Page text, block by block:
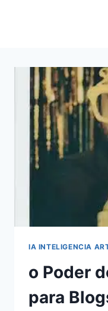
IA INTELIGENCIA
o Poder
para